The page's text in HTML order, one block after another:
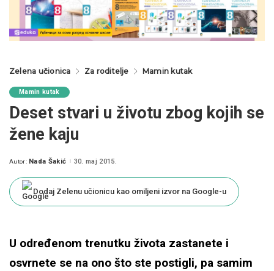
Zelena učionica Za roditelje Mamin kutak
Mamin kutak
Deset stvari u životu zbog kojih se
žene kaju
Posted
Autor: Nada Šakić 30. maj 2015.
Dodaj Zelenu učionicu kao omiljeni izvor na Google-u
U određenom trenutku života zastanete i
osvrnete se na ono što ste postigli, pa samim